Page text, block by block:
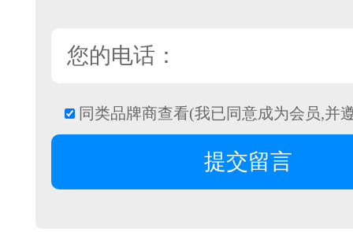
同类品牌商查看(我已同意成为会员,并